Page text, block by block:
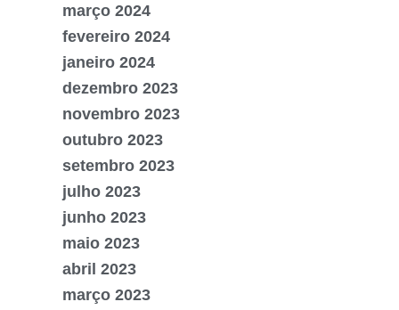
março 2024
fevereiro 2024
janeiro 2024
dezembro 2023
novembro 2023
outubro 2023
setembro 2023
julho 2023
junho 2023
maio 2023
abril 2023
março 2023